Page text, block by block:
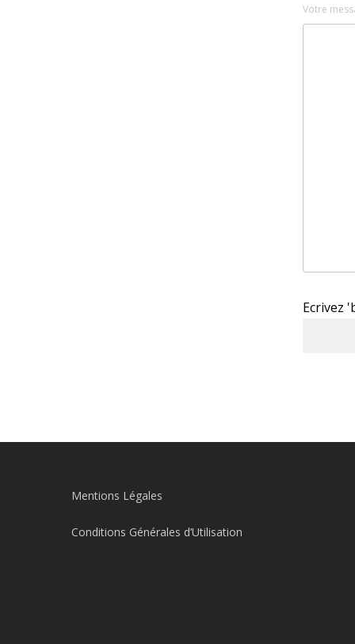
Votre
Ecrivez
Mentions Légales
Conditions Générales d’Utilisation